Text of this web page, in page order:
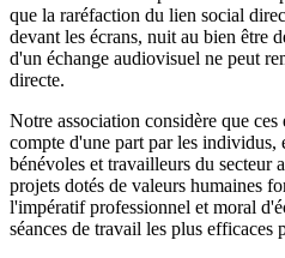
que la raréfaction du lien social
devant les écrans, nuit au bien être
d'un échange audiovisuel ne peut
directe.
Notre association considère que
compte d'une part par les individus,
bénévoles et travailleurs du secteur
projets dotés de valeurs humaines
l'impératif professionnel et moral
séances de travail les plus efficaces